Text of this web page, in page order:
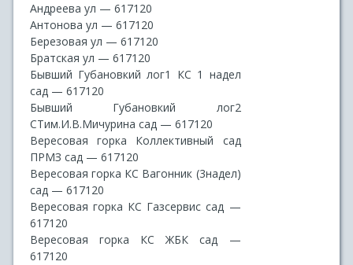
Андреева ул — 617120
Антонова ул — 617120
Березовая ул — 617120
Братская ул — 617120
Бывший Губановкий лог1 КС 1 надел
сад — 617120
Бывший Губановкий лог2
СТим.И.В.Мичурина сад — 617120
Вересовая горка Коллективный сад
ПРМЗ сад — 617120
Вересовая горка КС Вагонник (3надел)
сад — 617120
Вересовая горка КС Газсервис сад —
617120
Вересовая горка КС ЖБК сад —
617120